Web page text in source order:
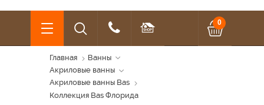
0
Главная
Ванны
Акриловые ванны
Акриловые ванны Bas
Коллекция Bas Флорида